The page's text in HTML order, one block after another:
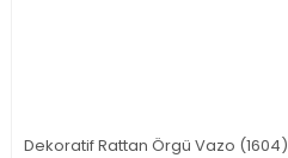
Dekoratif Rattan Örgü Vazo (1604)